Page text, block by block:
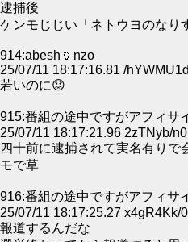
逮捕後
ケンモじじい「ネトウヨのなり
914:abesh🏺nzo
25/07/11 18:17:16.81 /
若いのに😟
915:番組の途中ですがアフィサ
25/07/11 18:17:21.96 2zTNyb/
四十前に逮捕されて実名有りで
モで草
916:番組の途中ですがアフィサ
25/07/11 18:17:25.27 x4gR4Kk/
報道するんだな